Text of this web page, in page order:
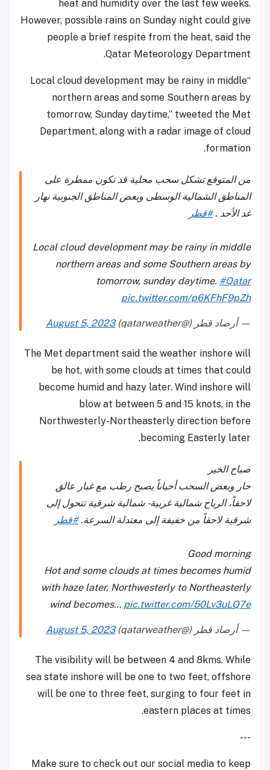
heat and humidity over the last few weeks.
However, possible rains on Sunday night could give
people a brief respite from the heat, said the
Qatar Meteorology Department.
“Local cloud development may be rainy in middle
northern areas and some Southern areas by
tomorrow, Sunday daytime,” tweeted the Met
Department, along with a radar image of cloud
formation.
من المتوقع تشكل سحب محلية قد تكون ممطرة على
المناطق الشمالية الوسطى وبعض المناطق الجنوبية نهار
غد الأحد .#قطر
Local cloud development may be rainy in middle
northern areas and some Southern areas by
tomorrow, sunday daytime. #Qatar
pic.twitter.com/p6KFhF9pZh
— أرصاد قطر (@qatarweather) August 5, 2023
The Met department said the weather inshore will
be hot, with some clouds at times that could
become humid and hazy later. Wind inshore will
blow at between 5 and 15 knots, in the
Northwesterly-Northeasterly direction before
becoming Easterly later.
صباح الخير
حار وبعض السحب أحياناً يصبح رطب مع غبار عالق
لاحقاً، الرياح شمالية غربية - شمالية شرقية تتحول إلى
شرقية لاحقاً من خفيفة إلى معتدلة السرعة.#قطر
Good morning
Hot and some clouds at times becomes humid
with haze later, Northwesterly to Northeasterly
wind becomes… pic.twitter.com/50Lv3uLQ7e
— أرصاد قطر (@qatarweather) August 5, 2023
The visibility will be between 4 and 8kms. While
sea state inshore will be one to two feet, offshore
will be one to three feet, surging to four feet in
eastern places at times.
---
Make sure to check out our social media to keep